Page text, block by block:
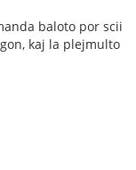
baloto por scii
kaj la plejmulto